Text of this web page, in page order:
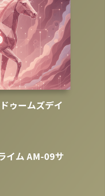
ゥームズデイ
イム AM-09サ